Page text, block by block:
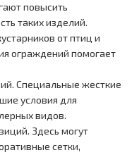
повысить
таких изделий.
от птиц и
ограждений помогает
Специальные жесткие
условия для
видов.
Здесь могут
сетки,